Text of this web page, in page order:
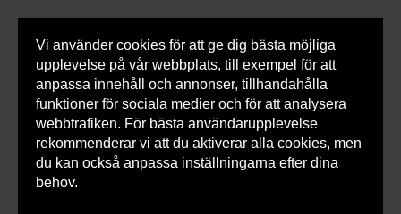
Vi använder cookies för att ge dig bästa möjliga
upplevelse på vår webbplats, till exempel för att
anpassa innehåll och annonser, tillhandahålla
funktioner för sociala medier och för att analysera
webbtrafiken. För bästa användarupplevelse
rekommenderar vi att du aktiverar alla cookies, men
du kan också anpassa inställningarna efter dina
behov.
0 varorSnabborder
Du
här:
Armatec > Produkter > Kyla > Slang >
Slang
OXY
> Slang OXY AT 5745- >
Slang OXY Inv. x Inv. 90°
AT 5745-W43313203